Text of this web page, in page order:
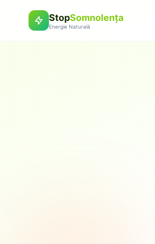
StopSomnolența
Energie Naturală